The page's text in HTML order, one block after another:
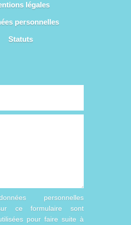
légales
personnelles
Statuts
personnelles
ce formulaire sont
pour faire suite à